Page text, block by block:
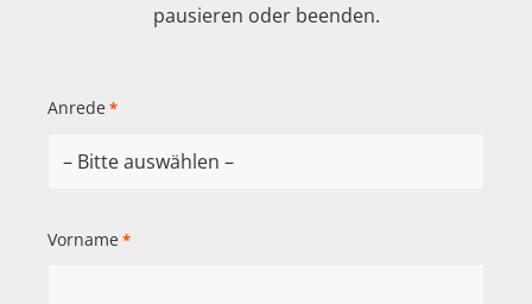
pausieren oder beenden.
Anrede *
Vorname *